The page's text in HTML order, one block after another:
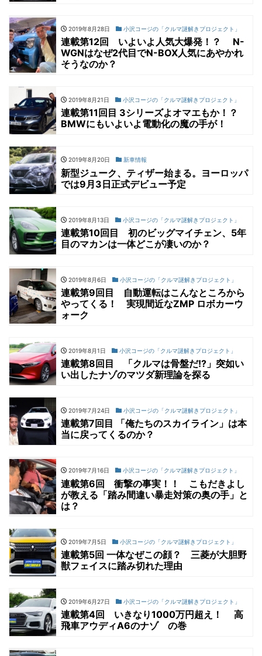
2019年8月28日 小沢コージの「クルマ謎解きプロジェクト」
連載第12回 いよいよ人気大爆発！？ N-
WGNはなぜ2代目でN-BOX人気にあやかれ
そうなのか？
2019年8月21日 小沢コージの「クルマ謎解きプロジェクト」
連載第11回目 3シリーズよオマエもか！？
BMWにもいよいよ電動化の魔の手が！
2019年8月20日 新車情報
新型ジューク、ティザー始まる。ヨーロッパ
では9月3日正式デビュー予定
2019年8月13日 小沢コージの「クルマ謎解きプロジェクト」
連載第10回目 初のビッグマイチェン、5年
目のマカンは一体どこが凄いのか？
2019年8月6日 小沢コージの「クルマ謎解きプロジェクト」
連載第9回目 自動運転はこんなところから
やってくる！ 実現間近なZMP ロボカーウ
ォーク
2019年8月1日 小沢コージの「クルマ謎解きプロジェクト」
連載第8回目 「クルマは骨盤だ!?」突如い
い出したナゾのマツダ新理論を探る
2019年7月24日 小沢コージの「クルマ謎解きプロジェクト」
連載第7回目 「俺たちのスカイライン」は本
当に戻ってくるのか？
2019年7月16日 小沢コージの「クルマ謎解きプロジェクト」
連載第6回 衝撃の事実！！ こもだきよし
が教える「踏み間違い暴走対策の奥の手」と
は？
2019年7月5日 小沢コージの「クルマ謎解きプロジェクト」
連載第5回 一体なぜこの顔？ 三菱が大胆野
獣フェイスに踏み切れた理由
2019年6月27日 小沢コージの「クルマ謎解きプロジェクト」
連載第4回 いきなり1000万円超え！ 高
飛車アウディA6のナゾ の巻